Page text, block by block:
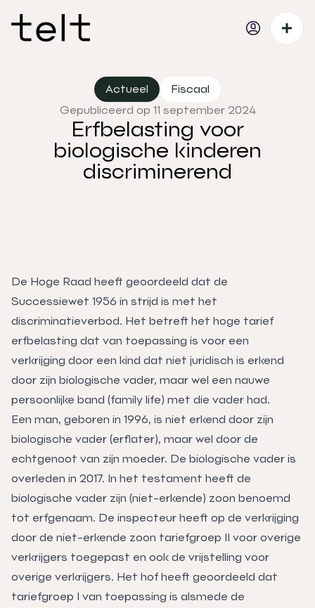
Actueel
Fiscaal
Gepubliceerd op 11 september 2024
Erfbelasting voor
biologische kinderen
discriminerend
De Hoge Raad heeft geoordeeld dat de
Successiewet 1956 in strijd is met het
discriminatieverbod. Het betreft het hoge tarief
erfbelasting dat van toepassing is voor een
verkrijging door een kind dat niet juridisch is erkend
door zijn biologische vader, maar wel een nauwe
persoonlijke band (family life) met die vader had.
Een man, geboren in 1996, is niet erkend door zijn
biologische vader (erflater), maar wel door de
echtgenoot van zijn moeder. De biologische vader is
overleden in 2017. In het testament heeft de
biologische vader zijn (niet-erkende) zoon benoemd
tot erfgenaam. De inspecteur heeft op de verkrijging
door de niet-erkende zoon tariefgroep II voor overige
verkrijgers toegepast en ook de vrijstelling voor
overige verkrijgers. Het hof heeft geoordeeld dat
tariefgroep I van toepassing is alsmede de